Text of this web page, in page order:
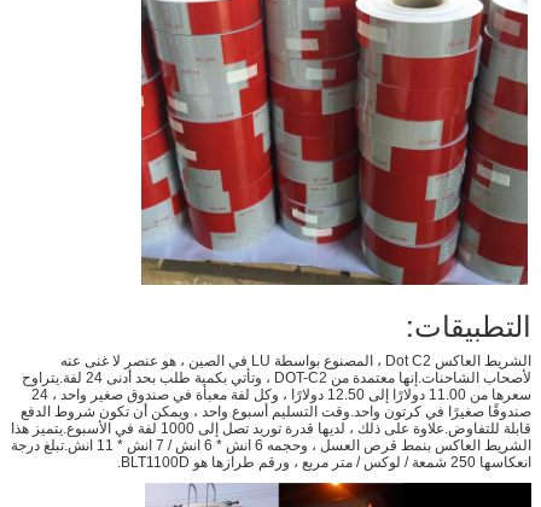
التطبيقات:
الشريط العاكس Dot C2 ، المصنوع بواسطة LU في الصين ، هو عنصر لا غنى عنه
لأصحاب الشاحنات.إنها معتمدة من DOT-C2 ، وتأتي بكمية طلب بحد أدنى 24 لفة.يتراوح
سعرها من 11.00 دولارًا إلى 12.50 دولارًا ، وكل لفة معبأة في صندوق صغير واحد ، 24
صندوقًا صغيرًا في كرتون واحد.وقت التسليم أسبوع واحد ، ويمكن أن تكون شروط الدفع
قابلة للتفاوض.علاوة على ذلك ، لديها قدرة توريد تصل إلى 1000 لفة في الأسبوع.يتميز هذا
الشريط العاكس بنمط قرص العسل ، وحجمه 6 انش * 6 انش / 7 انش * 11 انش.تبلغ درجة
انعكاسها 250 شمعة / لوكس / متر مربع ، ورقم طرازها هو BLT1100D.